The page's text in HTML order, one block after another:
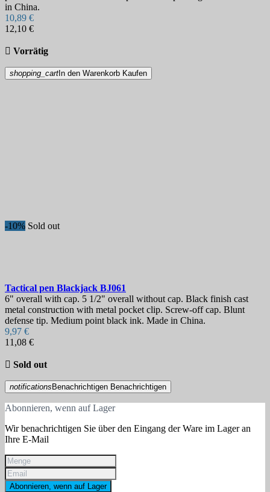
in China.
10,89 €
12,10 €
 Vorrätig
shopping_cart In den Warenkorb Kaufen
-10% Sold out
Tactical pen Blackjack BJ061
6" overall with cap. 5 1/2" overall without cap. Black finish cast
metal construction with metal pocket clip. Screw-off cap. Blunt
defense tip. Medium point black ink. Made in China.
9,97 €
11,08 €
 Sold out
notifications Benachrichtigen Benachrichtigen
Abonnieren, wenn auf Lager
Wir benachrichtigen Sie über den Eingang der Ware im Lager an
Ihre E-Mail
Abonnieren, wenn auf Lager